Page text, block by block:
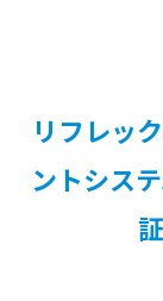
リフレッ
ントシス